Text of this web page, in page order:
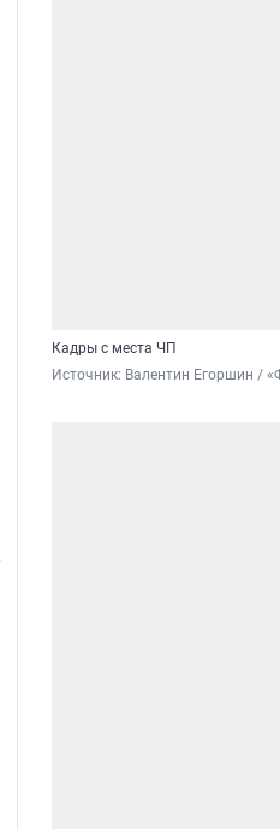
Кадры с места ЧП
Источник: Валентин Егоршин /